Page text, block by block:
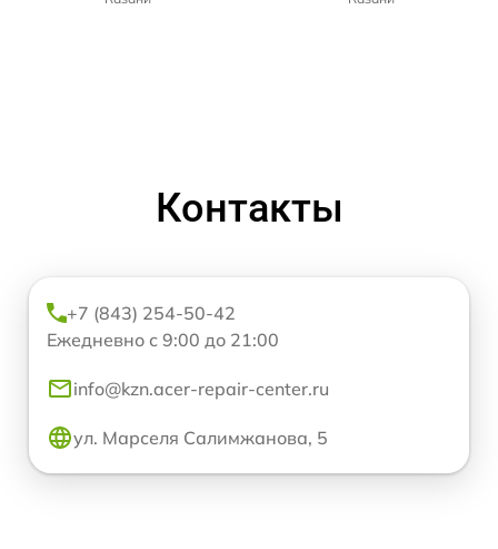
Контакты
+7 (843) 254-50-42
Ежедневно с 9:00 до 21:00
info@kzn.acer-repair-center.ru
ул. Марселя Салимжанова, 5